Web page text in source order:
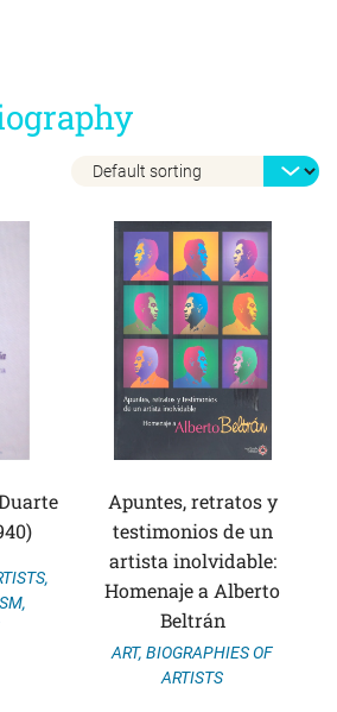
,
,
Apuntes, retratos y
testimonios de un
artista inolvidable:
Homenaje a Alberto
Beltrán
ART, BIOGRAPHIES OF
ARTISTS